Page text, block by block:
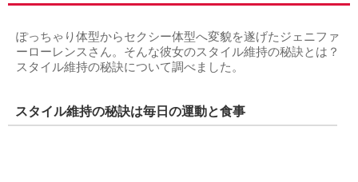
ぽっちゃり体型からセクシー体型へ変貌を遂げたジェニファ
ーローレンスさん。そんな彼女のスタイル維持の秘訣とは？
スタイル維持の秘訣について調べました。
スタイル維持の秘訣は毎日の運動と食事